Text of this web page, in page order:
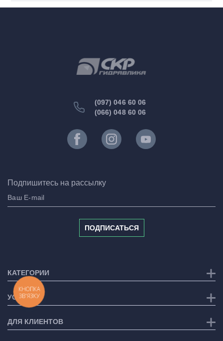
(097) 046 60 06
(066) 048 60 06
Подпишитесь на рассылку
ПОДПИСАТЬСЯ
КАТЕГОРИИ
УСЛУГИ
ДЛЯ КЛИЕНТОВ
КНОПКА
ЗВ'ЯЗКУ